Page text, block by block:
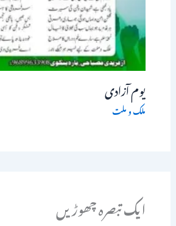
یوم آزادی
ملک و ملت
ایک تبصرہ چھوڑیں